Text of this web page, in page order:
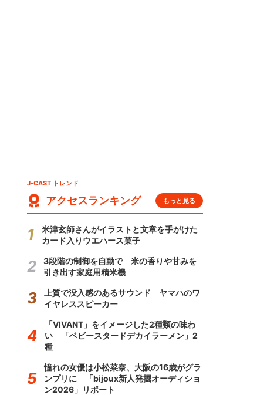
J-CAST トレンド
アクセスランキング もっと見る
米津玄師さんがイラストと文章を手がけた
カード入りウエハース菓子
3段階の制御を自動で 米の香りや甘みを
引き出す家庭用精米機
上質で没入感のあるサウンド ヤマハのワ
イヤレススピーカー
「VIVANT」をイメージした2種類の味わ
い 「ベビースタードデカイラーメン」2
種
憧れの女優は小松菜奈、大阪の16歳がグラ
ンプリに 「bijoux新人発掘オーディショ
ン2026」リポート